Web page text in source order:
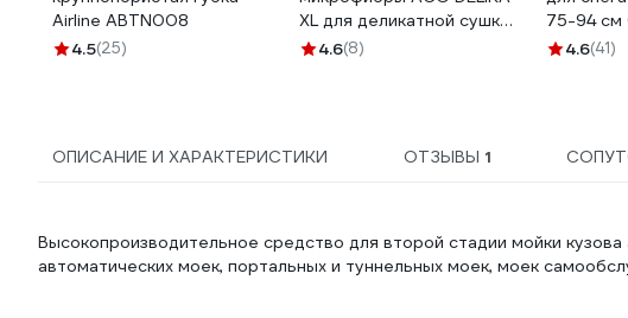
Airline ABTN008
4.5(25)
XL для деликатной сушки
поверхностей
4.6(8)
75-94 см
064.6(41)
ОПИСАНИЕ И ХАРАКТЕРИСТИКИ ОТЗЫВЫ 1
Высокопроизводительное средство для второй стадии мойки
автоматических моек, портальных и туннельных моек, моек